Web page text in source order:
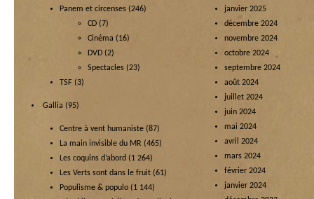
Panem et circenses (246)
CD (7)
Cinéma (16)
DVD (2)
Spectacles (23)
TSF (3)
Gallia (95)
Centre à vent humaniste (87)
La main invisible du MR (465)
Les coquins d’abord (1 264)
Les Verts sont dans le fruit (61)
Populisme & populo (1 144)
janvier 2025
décembre 2024
novembre 2024
octobre 2024
septembre 2024
août 2024
juillet 2024
juin 2024
mai 2024
avril 2024
mars 2024
février 2024
janvier 2024